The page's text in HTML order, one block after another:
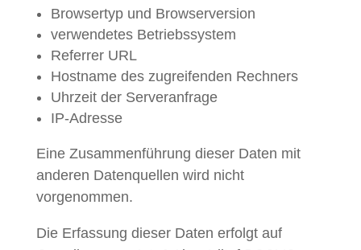
Browsertyp und Browserversion
verwendetes Betriebssystem
Referrer URL
Hostname des zugreifenden Rechners
Uhrzeit der Serveranfrage
IP-Adresse
Eine Zusammenführung dieser Daten mit
anderen Datenquellen wird nicht
vorgenommen.
Die Erfassung dieser Daten erfolgt auf